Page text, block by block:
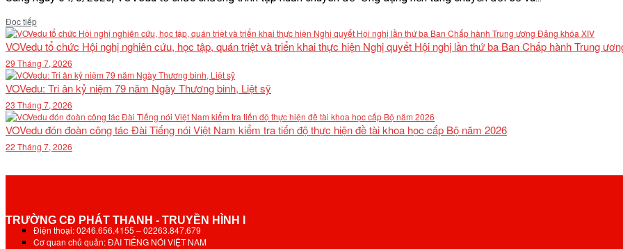
Đọc tiếpDetails
VOVedu tổ chức Hội nghị nghiên cứu, học tập, quán triệt và triển khai thực hiện Nghị quyết Hội nghị lần thứ ba Ban Chấp hành Trung
29 Tháng 7, 2026
VOVedu: Tri ân kỷ niệm 79 năm Ngày Thương binh, Liệt sỹ
23 Tháng 7, 2026
VOVedu đón đoàn công tác Đài Tiếng nói Việt Nam kiểm tra tiến độ thực hiện đề tài khoa học cấp Bộ năm 2026
22 Tháng 7, 2026
TRƯỜNG CĐ PHÁT THANH - TRUYỀN HÌNH I
Điện thoại: 0246.656.4155 – 02263.847.679
Cơ quan chủ quản: ĐÀI TIẾNG NÓI VIỆT NAM